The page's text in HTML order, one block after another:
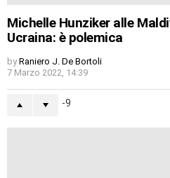
Michelle Hunziker alle
Ucraina: è polemica
by Raniero J. De Bortoli
7 Marzo 2022, 14:39
-9